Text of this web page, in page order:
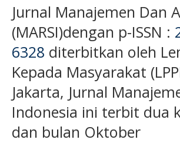
Jurnal Manajemen Dan
(MARSI)dengan p-ISSN :
6328 diterbitkan oleh
Kepada Masyarakat
Jakarta, Jurnal
Indonesia ini terbit dua
dan bulan Oktober